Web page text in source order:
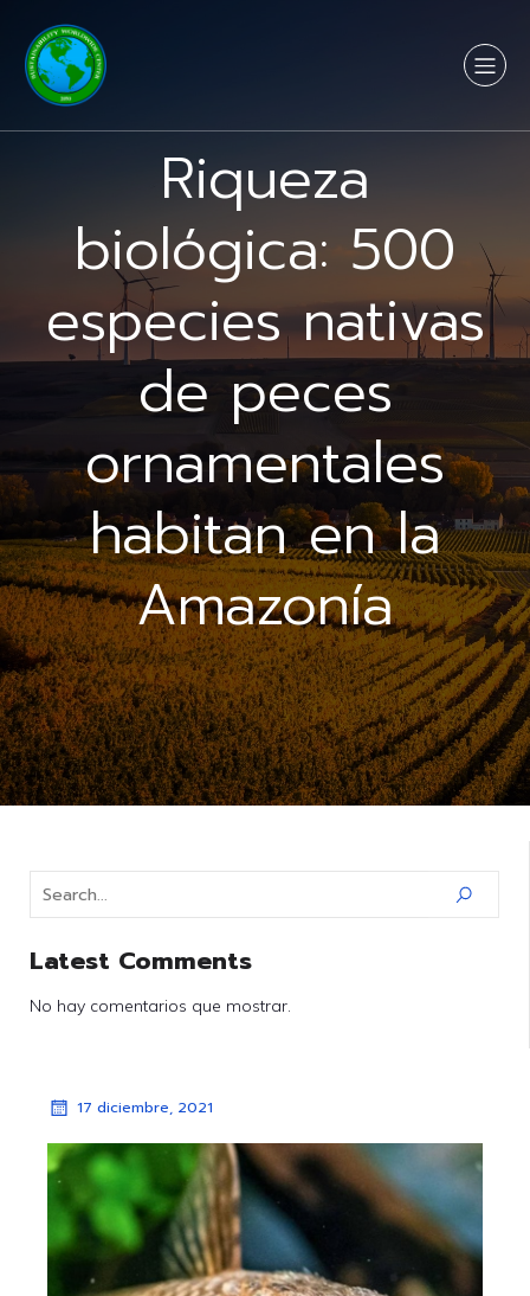
Riqueza
biológica: 500
especies nativas
de peces
ornamentales
habitan en la
Amazonía
Latest Comments
No hay comentarios que mostrar.
17 diciembre, 2021